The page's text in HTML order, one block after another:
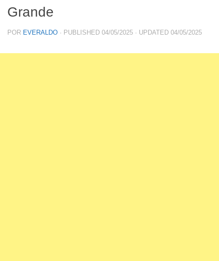
Grande
POR EVERALDO · PUBLISHED 04/05/2025 · UPDATED 04/05/2025